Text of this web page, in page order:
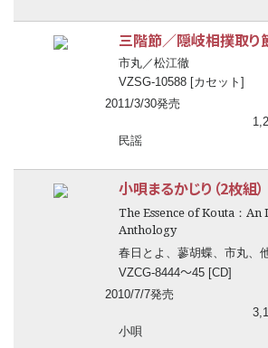
三階節／隠岐相撲取り
市丸／松江徹
VZSG-10588 [カセット]
2011/3/30発売
民謡
小唄まるかじり（2枚組）
The Essence of Kouta：
Anthology
春日とよ、蓼胡蝶、市丸、
VZCG-8444〜45 [CD]
2010/7/7発売
小唄